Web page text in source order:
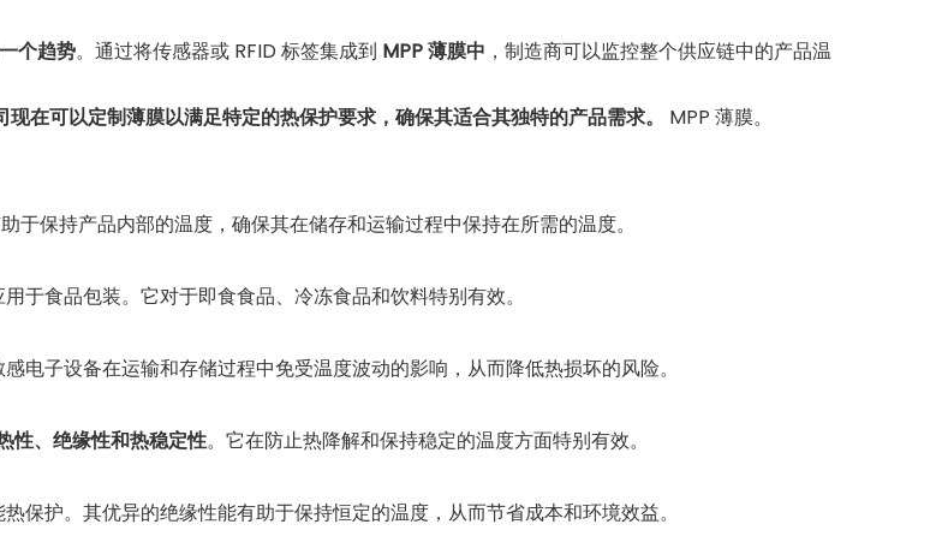
个趋势。通过将传感器或 RFID 标签集成到 MPP 薄膜中 ，制造商可以监控整个供应链中的产品温
在可以定制薄膜以满足特定的热保护要求，确保其适合其独特的产品需求。 MPP 薄膜。
保持产品内部的温度，确保其在储存和运输过程中保持在所需的温度。
于食品包装。它对于即食食品、冷冻食品和饮料特别有效。
电子设备在运输和存储过程中免受温度波动的影响，从而降低热损坏的风险。
性、绝缘性和热稳定性。它在防止热降解和保持稳定的温度方面特别有效。
保护。其优异的绝缘性能有助于保持恒定的温度，从而节省成本和环境效益。